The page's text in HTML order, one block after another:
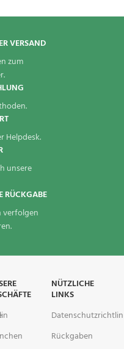
VERSAND
zum
Helpdesk.
unsere
RÜCKGABE
verfolgen
NÜTZLICHE
LINKS
Rückgaben